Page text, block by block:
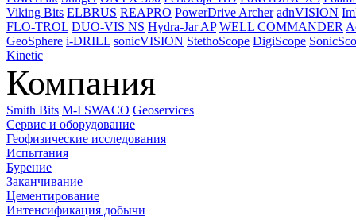
Viking Bits ELBRUS REAPRO PowerDrive Archer adnVISION
FLO-TROL DUO-VIS NS Hydra-Jar AP WELL COMMANDER
GeoSphere i-DRILL sonicVISION StethoScope DigiScope
Kinetic
Компания
Smith Bits M-I SWACO Geoservices
Сервис и оборудование
Геофизические исследования
Испытания
Бурение
Заканчивание
Цементирование
Интенсификация добычи